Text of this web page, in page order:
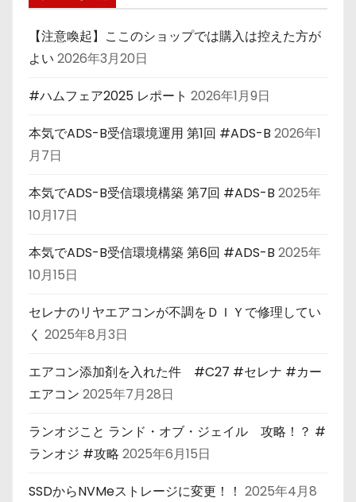
【注意喚起】ここのショップでは購入は控えた方が
よい 2026年3月20日
#ハムフェア2025 レポート 2026年1月9日
本気でADS-B受信環境運用 第1回 #ADS-B 2026年1
月7日
本気でADS-B受信環境構築 第7回 #ADS-B 2025年
10月17日
本気でADS-B受信環境構築 第6回 #ADS-B 2025年
10月15日
セレナのリヤエアコンが不調をＤＩＹで修理してい
く 2025年8月3日
エアコン添加剤を入れた件 #C27 #セレナ #カー
エアコン 2025年7月28日
ランオジこと ランド・オブ・ジェイル 攻略！？ #
ランオジ #攻略 2025年6月15日
SSDからNVMeストレージに変更！！ 2025年4月8